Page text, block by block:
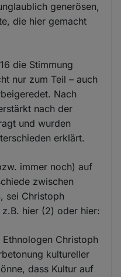
generösen,
die hier gemacht
die Stimmung
nur zum Teil – auch
Nach
nach der
und wurden
erklärt.
immer noch) auf
zwischen
sei Christoph
hier (2) oder hier:
Christoph
kultureller
dass Kultur auf